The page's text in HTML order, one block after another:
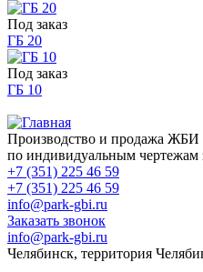
Под заказ
ГБ 20
Под заказ
ГБ 10
Производство и продажа ЖБИ
по индивидуальным чертежам
+7 (351) 225 46 59
+7 (351) 225 46 59
info@park-gbi.ru
Заказать звонок
info@park-gbi.ru
Челябинск, территория